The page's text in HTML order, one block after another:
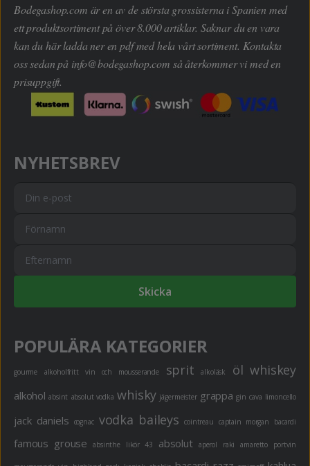
Bodegashop.com är en av de största grossisterna i Spanien med
ett produktsortiment på över 8.000 artiklar. Saknar du en vara
kan du här ladda ner en pdf med hela vårt sortiment. Kontakta
oss sedan på info@bodegashop.com så återkommer vi med en
prisuppgift.
NYHETSBREV
Skicka
POPULÄRA KATEGORIER
gourme alkoholfritt vin och mousserande sprit alkoläsk öl whiskey
alkohol absint absolut vodka whisky jägermeister grappa gin cava limoncello
jack daniels cognac vodka baileys cointreau captain morgan bacardi
famous grouse absinthe likör 43 absolut aperol raki amaretto portvin